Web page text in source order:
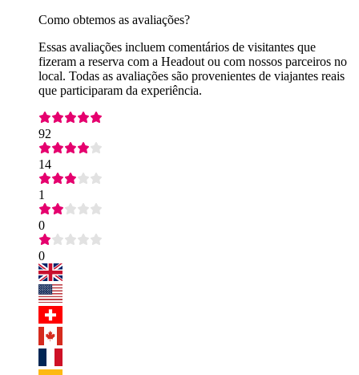
Como obtemos as avaliações?
Essas avaliações incluem comentários de visitantes que
fizeram a reserva com a Headout ou com nossos parceiros no
local. Todas as avaliações são provenientes de viajantes reais
que participaram da experiência.
92
14
1
0
0